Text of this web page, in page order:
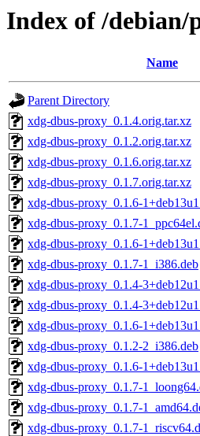
Index of /
Name
Parent Directory
xdg-dbus-proxy_0.1.4.orig.tar.xz
xdg-dbus-proxy_0.1.2.orig.tar.xz
xdg-dbus-proxy_0.1.6.orig.tar.xz
xdg-dbus-proxy_0.1.7.orig.tar.xz
xdg-dbus-proxy_0.1.6-
xdg-dbus-proxy_0.1.7-
xdg-dbus-proxy_0.1.6-
xdg-dbus-proxy_0.1.7-1_i386.deb
xdg-dbus-proxy_0.1.4-
xdg-dbus-proxy_0.1.4-
xdg-dbus-proxy_0.1.6-
xdg-dbus-proxy_0.1.2-2_i386.deb
xdg-dbus-proxy_0.1.6-
xdg-dbus-proxy_0.1.7-
xdg-dbus-proxy_0.1.7-
xdg-dbus-proxy_0.1.7-